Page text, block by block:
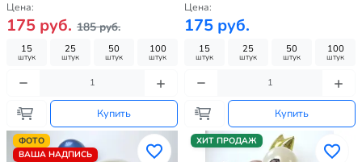
Цена:
175 руб. 185 руб.
15
штук
25
штук
50
штук
100
штук
Купить
Цена:
175 руб.
15
штук
25
штук
50
штук
100
штук
Купить
ФОТО
ВАША НАДПИСЬ
ХИТ ПРОДАЖ